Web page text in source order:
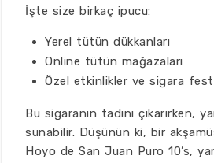
İşte size birkaç ipucu:
Yerel tütün dükkanları
Online tütün mağazaları
Özel etkinlikler ve sigara
Bu sigaranın tadını çıkarırken,
sunabilir. Düşünün ki, bir
Hoyo de San Juan Puro 10’s,